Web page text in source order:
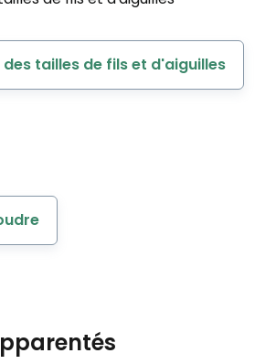
des tailles de fils et d'aiguilles